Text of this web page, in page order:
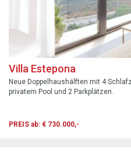
Villa Estepona
Neue Doppelhaushälften mit 4
privatem Pool und 2 Parkplätzen.
PREIS ab: € 730.000,-